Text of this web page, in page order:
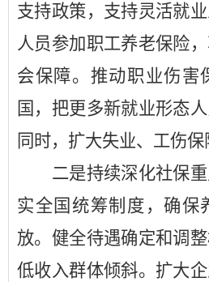
支持政策，支持灵活就
人员参加职工养老保险
会保障。推动职业伤害
国，把更多新就业形态
同时，扩大失业、工伤保
二是持续深化社保重
实全国统筹制度，确保
放。健全待遇确定和调
低收入群体倾斜。扩大企